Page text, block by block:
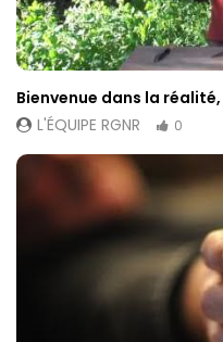
Bienvenue dans la réalité,
L'ÉQUIPE RGNR
0